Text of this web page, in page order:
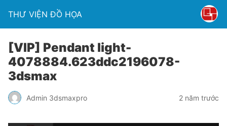
THƯ VIỆN ĐỒ HỌA
[VIP] Pendant light-
4078884.623ddc2196078-
3dsmax
Admin 3dsmaxpro 2 năm trước